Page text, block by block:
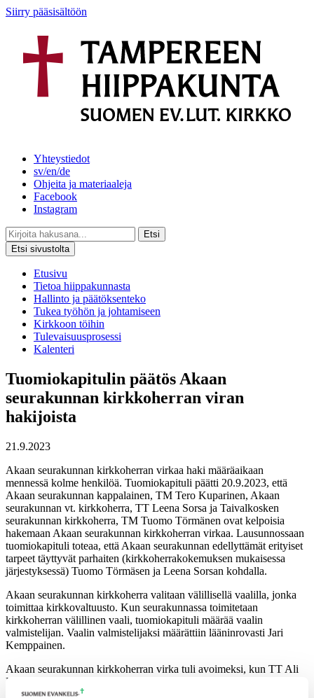
Siirry pääsisältöön
Yhteystiedot
sv/en/de
Ohjeita ja materiaaleja
Facebook
Instagram
Etsi
Etsi sivustolta
Etusivu
Tietoa hiippakunnasta
Hallinto ja päätöksenteko
Tukea työhön ja johtamiseen
Kirkkoon töihin
Tulevaisuusprosessi
Kalenteri
Tuomiokapitulin päätös Akaan
seurakunnan kirkkoherran viran
hakijoista
21.9.2023
Akaan seurakunnan kirkkoherran virkaa haki määräaikaan
mennessä kolme henkilöä. Tuomiokapituli päätti 20.9.2023, että
Akaan seurakunnan kappalainen, TM Tero Kuparinen, Akaan
seurakunnan vt. kirkkoherra, TT Leena Sorsa ja Taivalkosken
seurakunnan kirkkoherra, TM Tuomo Törmänen ovat kelpoisia
hakemaan Akaan seurakunnan kirkkoherran virkaa. Lausunnossaan
tuomiokapituli toteaa, että Akaan seurakunnan edellyttämät erityiset
tarpeet täyttyvät parhaiten (kirkkoherrakokemuksen mukaisessa
järjestyksessä) Tuomo Törmäsen ja Leena Sorsan kohdalla.
Akaan seurakunnan kirkkoherra valitaan välillisellä vaalilla, jonka
toimittaa kirkkovaltuusto. Kun seurakunnassa toimitetaan
kirkkoherran välillinen vaali, tuomiokapituli määrää vaalin
valmistelijan. Vaalin valmistelijaksi määrättiin lääninrovasti Jari
Kemppainen.
Akaan seurakunnan kirkkoherran virka tuli avoimeksi, kun TT Ali
Kulhia irtisanoutui virasta 1.8.2023 lukien.